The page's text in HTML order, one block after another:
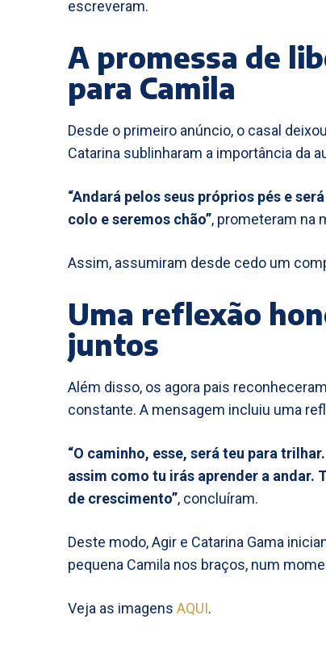
escreveram.
A promessa de
para Camila
Desde o primeiro anúncio, o casal
Catarina sublinharam a importância da
“Andará pelos seus próprios pés e
colo e seremos chão”, prometeram na
Assim, assumiram desde cedo um
Uma reflexão
juntos
Além disso, os agora pais
constante. A mensagem incluiu uma
“O caminho, esse, será teu para
assim como tu irás aprender a andar.
de crescimento”, concluíram.
Deste modo, Agir e Catarina Gama
pequena Camila nos braços, num
Veja as imagens AQUI.